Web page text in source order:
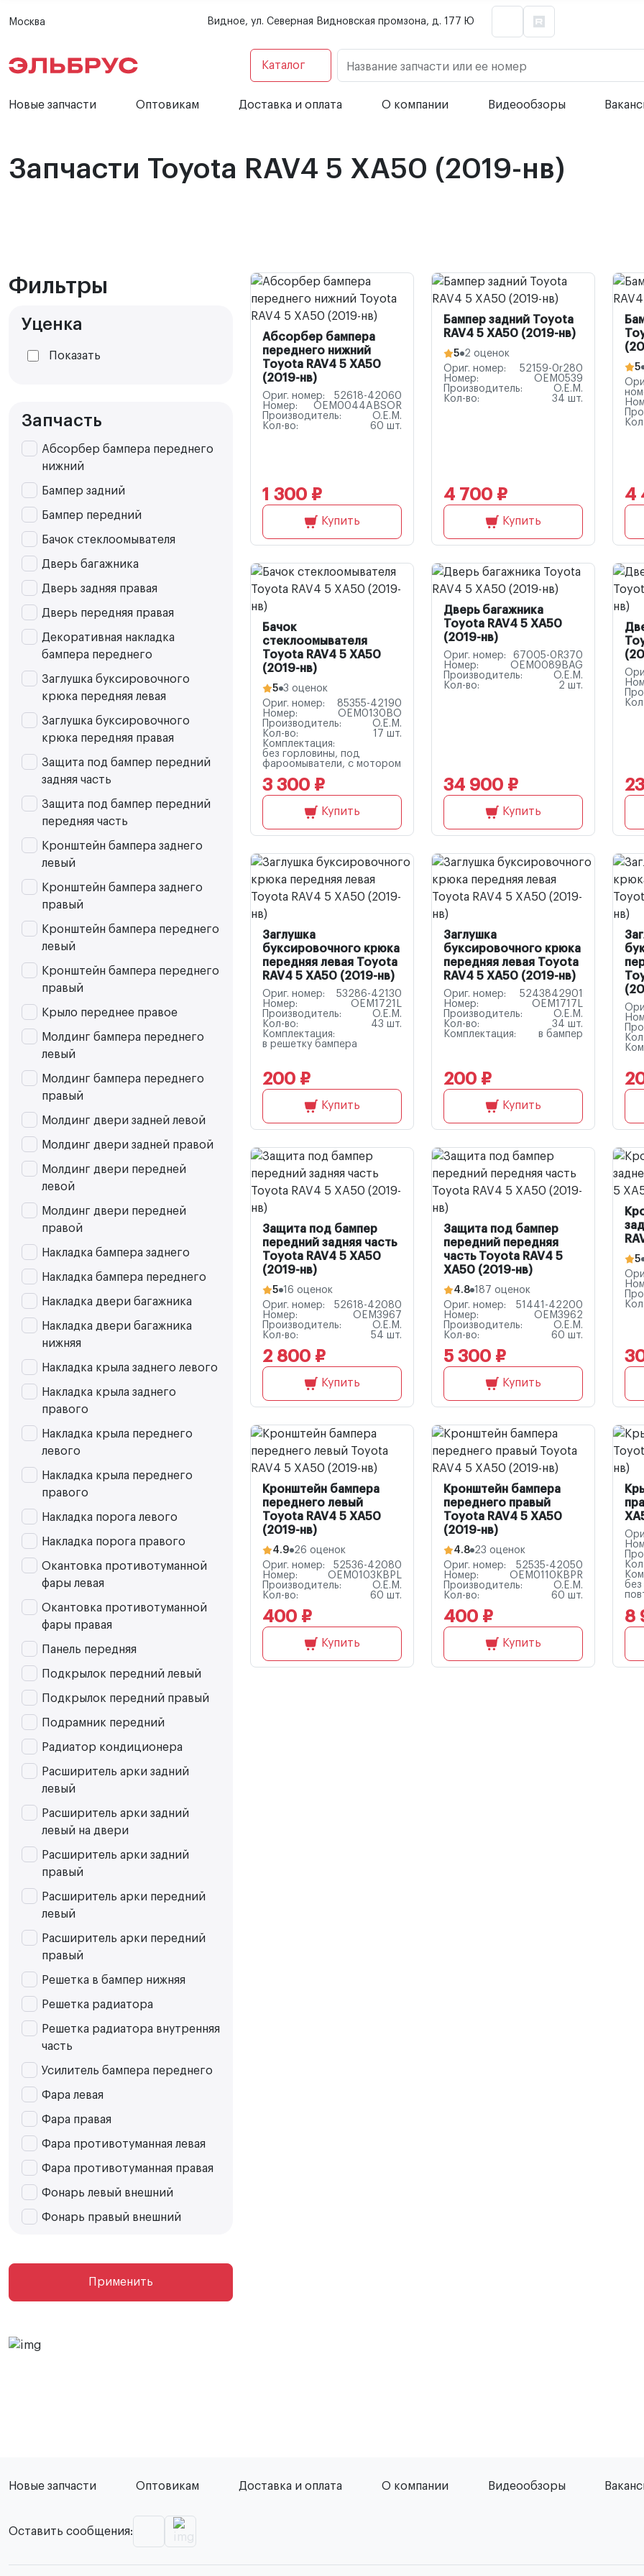
Москва Видное, ул. Северная Видновская промзона, д. 177 Ю
Каталог Название запчасти или ее номер
Новые запчасти Оптовикам Доставка и оплата О компании Видеообзоры
Запчасти Toyota RAV4 5 XA50 (2019-нв)
Фильтры
Уценка
Показать
Запчасть
Абсорбер бампера переднего
нижний
Бампер задний
Бампер передний
Бачок стеклоомывателя
Дверь багажника
Дверь задняя правая
Дверь передняя правая
Декоративная накладка
бампера переднего
Заглушка буксировочного
крюка передняя левая
Заглушка буксировочного
крюка передняя правая
Защита под бампер передний
задняя часть
Защита под бампер передний
передняя часть
Кронштейн бампера заднего
левый
Кронштейн бампера заднего
правый
Кронштейн бампера переднего
левый
Кронштейн бампера переднего
правый
Крыло переднее правое
Молдинг бампера переднего
левый
Молдинг бампера переднего
правый
Молдинг двери задней левой
Молдинг двери задней правой
Молдинг двери передней
левой
Молдинг двери передней
правой
Накладка бампера заднего
Накладка бампера переднего
Накладка двери багажника
Накладка двери багажника
нижняя
Накладка крыла заднего левого
Накладка крыла заднего
правого
Накладка крыла переднего
левого
Накладка крыла переднего
правого
Накладка порога левого
Накладка порога правого
Окантовка противотуманной
фары левая
Окантовка противотуманной
фары правая
Панель передняя
Подкрылок передний левый
Подкрылок передний правый
Подрамник передний
Радиатор кондиционера
Расширитель арки задний
левый
Расширитель арки задний
левый на двери
Расширитель арки задний
правый
Расширитель арки передний
левый
Расширитель арки передний
правый
Решетка в бампер нижняя
Решетка радиатора
Решетка радиатора внутренняя
часть
Усилитель бампера переднего
Фара левая
Фара правая
Фара противотуманная левая
Фара противотуманная правая
Фонарь левый внешний
Фонарь правый внешний
Применить
Абсорбер бампера
переднего нижний
Toyota RAV4 5 XA50
(2019-нв)
Ориг. номер:
52618-42060
Номер:
OEM0044ABSOR
Производитель:
O.E.M.
Кол-во:
60 шт.
1 300 ₽
Купить
Бампер задний Toyota
RAV4 5 XA50 (2019-нв)
5 2 оценок
Ориг. номер:
52159-0r280
Номер:
OEM0539
Производитель:
O.E.M.
Кол-во:
34 шт.
4 700 ₽
Купить
5
4
Бачок
стеклоомывателя
Toyota RAV4 5 XA50
(2019-нв)
5 3 оценок
Ориг. номер:
85355-42190
Номер:
OEM0130BO
Производитель:
O.E.M.
Кол-во:
17 шт.
Комплектация:
без горловины, под
фароомыватели, с мотором
3 300 ₽
Купить
Дверь багажника
Toyota RAV4 5 XA50
(2019-нв)
Ориг. номер:
67005-0R370
Номер:
OEM0089BAG
Производитель:
O.E.M.
Кол-во:
2 шт.
34 900 ₽
Купить
Заглушка
буксировочного крюка
передняя левая Toyota
RAV4 5 XA50 (2019-нв)
Ориг. номер:
53286-42130
Номер:
OEM1721L
Производитель:
O.E.M.
Кол-во:
43 шт.
Комплектация:
в решетку бампера
200 ₽
Купить
Заглушка
буксировочного крюка
передняя левая Toyota
RAV4 5 XA50 (2019-нв)
Ориг. номер:
5243842901
Номер:
OEM1717L
Производитель:
O.E.M.
Кол-во:
34 шт.
Комплектация:
в бампер
200 ₽
Купить
Защита под бампер
передний задняя часть
Toyota RAV4 5 XA50
(2019-нв)
5 16 оценок
Ориг. номер:
52618-42080
Номер:
OEM3967
Производитель:
O.E.M.
Кол-во:
54 шт.
2 800 ₽
Купить
Защита под бампер
передний передняя
часть Toyota RAV4 5
XA50 (2019-нв)
4.8 187 оценок
Ориг. номер:
51441-42200
Номер:
OEM3962
Производитель:
O.E.M.
Кол-во:
60 шт.
5 300 ₽
Купить
5
Кронштейн бампера
переднего левый
Toyota RAV4 5 XA50
(2019-нв)
4.9 26 оценок
Ориг. номер:
52536-42080
Номер:
OEM0103KBPL
Производитель:
O.E.M.
Кол-во:
60 шт.
400 ₽
Купить
Кронштейн бампера
переднего правый
Toyota RAV4 5 XA50
(2019-нв)
4.8 23 оценок
Ориг. номер:
52535-42050
Номер:
OEM0110KBPR
Производитель:
O.E.M.
Кол-во:
60 шт.
400 ₽
Купить
без
8
Новые запчасти Оптовикам Доставка и оплата О компании Видеообзоры
Оставить сообщения: